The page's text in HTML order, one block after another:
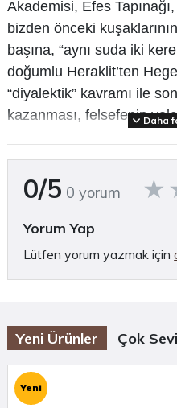
Akademisi, Efes
bizden önceki
başına, “aynı suda iki
doğumlu Heraklit’ten
“diyalektik” kavramı ile
kazanması, felsefenin
verebilir. İnsanın kendisi,
düşünsel ilişkilerin bir
tanımlayabileceğimiz
istesek de istemesek de
efendilerimizdir. Allahtan
gibi akıp gider.
Biz, hep taze ve duru
Daha
0/5 0 yorum
Yorum Yap
Lütfen yorum yazmak için
Yeni Ürünler Çok
Yeni